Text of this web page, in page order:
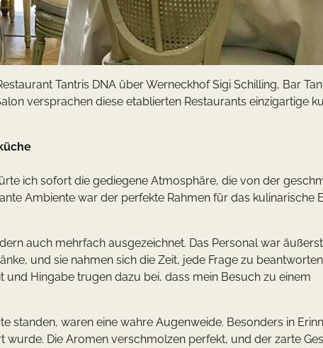
Tantris DNA über Werneckhof Sigi Schilling, Bar
versprachen diese etablierten Restaurants einzigartige
ich sofort die gediegene Atmosphäre, die von der
Ambiente war der perfekte Rahmen für das kulinarische
auch mehrfach ausgezeichnet. Das Personal war äußerst
und sie nahmen sich die Zeit, jede Frage zu
Hingabe trugen dazu bei, dass mein Besuch zu einem
standen, waren eine wahre Augenweide. Besonders in
Die Aromen verschmolzen perfekt, und der zarte